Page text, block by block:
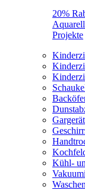
20%
Projekte
Kühl-